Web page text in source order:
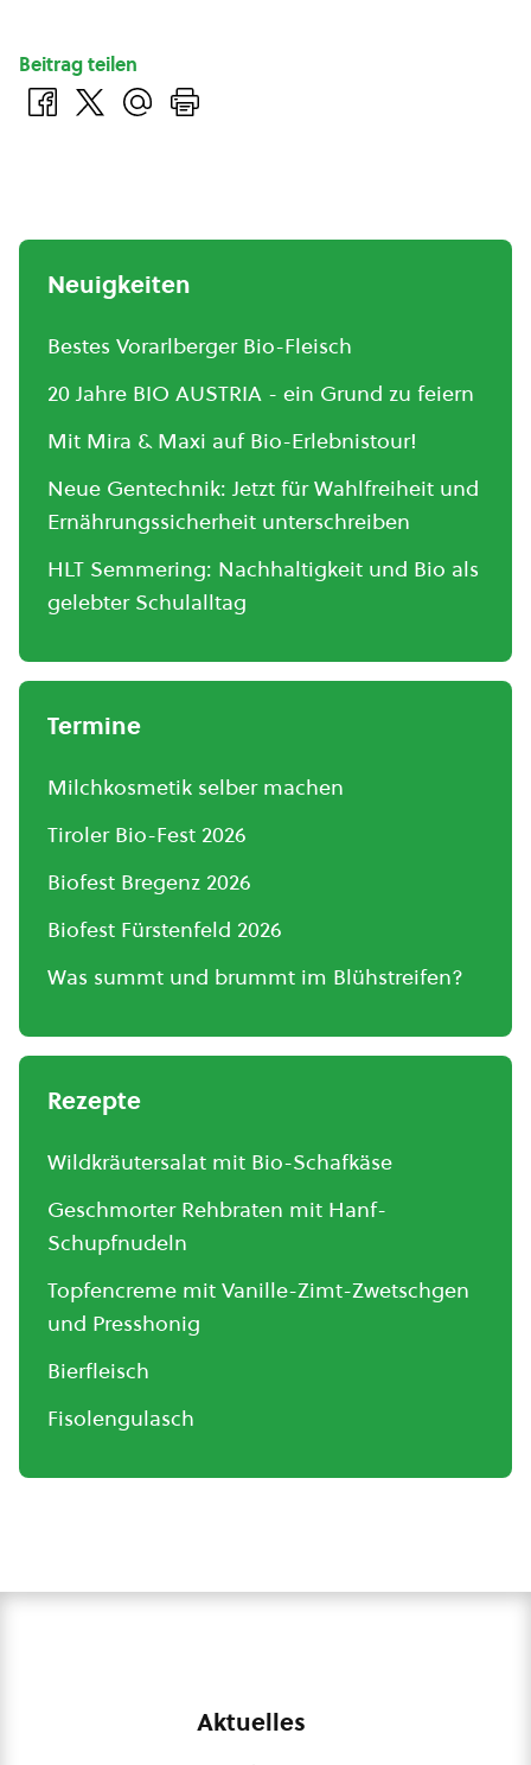
Beitrag teilen
Neuigkeiten
Bestes Vorarlberger Bio-Fleisch
20 Jahre BIO AUSTRIA - ein Grund zu feiern
Mit Mira & Maxi auf Bio-Erlebnistour!
Neue Gentechnik: Jetzt für Wahlfreiheit und
Ernährungssicherheit unterschreiben
HLT Semmering: Nachhaltigkeit und Bio als
gelebter Schulalltag
Termine
Milchkosmetik selber machen
Tiroler Bio-Fest 2026
Biofest Bregenz 2026
Biofest Fürstenfeld 2026
Was summt und brummt im Blühstreifen?
Rezepte
Wildkräutersalat mit Bio-Schafkäse
Geschmorter Rehbraten mit Hanf-
Schupfnudeln
Topfencreme mit Vanille-Zimt-Zwetschgen
und Presshonig
Bierfleisch
Fisolengulasch
Aktuelles